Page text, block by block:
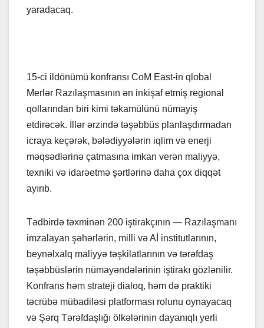
yaradacaq.
15-ci ildönümü konfransı CoM East-in qlobal
Merlər Razılaşmasının ən inkişaf etmiş regional
qollarından biri kimi təkamülünü nümayiş
etdirəcək. İllər ərzində təşəbbüs planlaşdırmadan
icraya keçərək, bələdiyyələrin iqlim və enerji
məqsədlərinə çatmasına imkan verən maliyyə,
texniki və idarəetmə şərtlərinə daha çox diqqət
ayırıb.
Tədbirdə təxminən 200 iştirakçının — Razılaşmanı
imzalayan şəhərlərin, milli və Aİ institutlarının,
beynəlxalq maliyyə təşkilatlarının və tərəfdaş
təşəbbüslərin nümayəndələrinin iştirakı gözlənilir.
Konfrans həm strateji dialoq, həm də praktiki
təcrübə mübadiləsi platforması rolunu oynayacaq
və Şərq Tərəfdaşlığı ölkələrinin dayanıqlı yerli